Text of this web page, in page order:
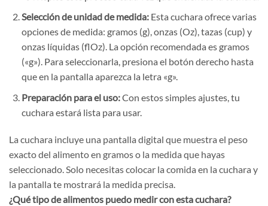
Selección de unidad de medida: Esta cuchara ofrece varias
opciones de medida: gramos (g), onzas (Oz), tazas (cup) y
onzas líquidas (flOz). La opción recomendada es gramos
(«g»). Para seleccionarla, presiona el botón derecho hasta
que en la pantalla aparezca la letra «g».
Preparación para el uso:Con estos simples ajustes, tu
cuchara estará lista para usar.
La cuchara incluye una pantalla digital que muestra el peso
exacto del alimento en gramos o la medida que hayas
seleccionado. Solo necesitas colocar la comida en la cuchara y
la pantalla te mostrará la medida precisa.
¿Qué tipo de alimentos puedo medir con esta cuchara?